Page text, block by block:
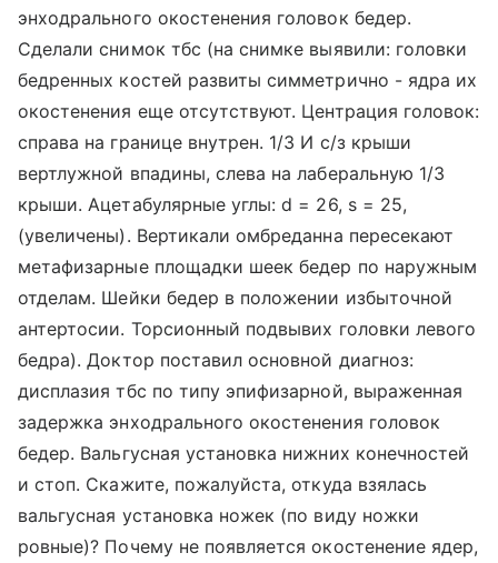
энходрального окостенения головок бедер.
Сделали снимок тбс (на снимке выявили: головки
бедренных костей развиты симметрично - ядра их
окостенения еще отсутствуют. Центрация головок:
справа на границе внутрен. 1/3 И с/з крыши
вертлужной впадины, слева на лаберальную 1/3
крыши. Ацетабулярные углы: d = 26, s = 25,
(увеличены). Вертикали омбреданна пересекают
метафизарные площадки шеек бедер по наружным
отделам. Шейки бедер в положении избыточной
антертосии. Торсионный подвывих головки левого
бедра). Доктор поставил основной диагноз:
дисплазия тбс по типу эпифизарной, выраженная
задержка энходрального окостенения головок
бедер. Вальгусная установка нижних конечностей
и стоп. Скажите, пожалуйста, откуда взялась
вальгусная установка ножек (по виду ножки
ровные)? Почему не появляется окостенение ядер,